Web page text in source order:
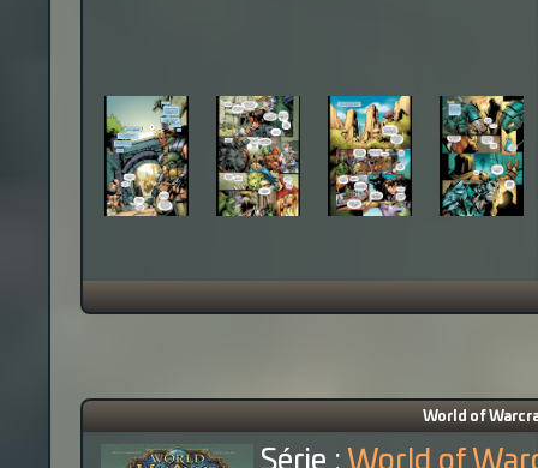
World of
Série : World of